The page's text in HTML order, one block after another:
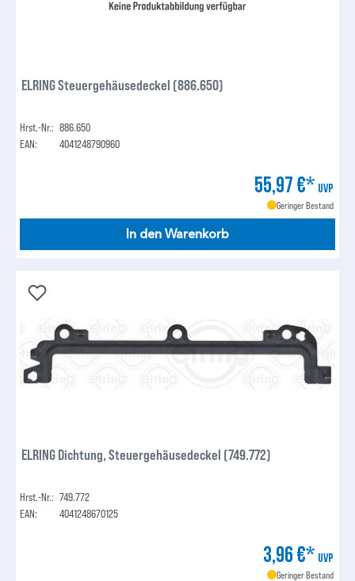
ELRING Steuergehäusedeckel (886.650)
Hrst.-Nr.: 886.650
EAN:
4041248790960
55,97 €* UVP
Geringer Bestand
In den Warenkorb
ELRING Dichtung, Steuergehäusedeckel (749.772)
Hrst.-Nr.: 749.772
EAN:
4041248670125
3,96 €* UVP
Geringer Bestand